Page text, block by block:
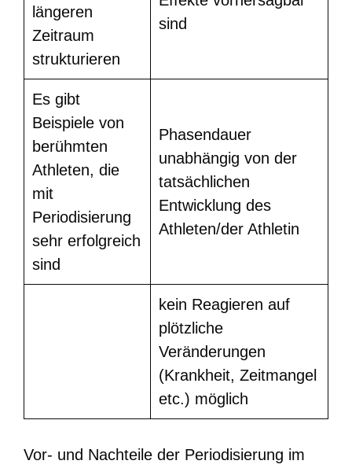
längeren
Zeitraum
strukturieren
sind
Es gibt
Beispiele von
berühmten
Athleten, die
mit
Periodisierung
sehr erfolgreich
sind
Phasendauer
unabhängig von der
tatsächlichen
Entwicklung des
Athleten/der Athletin
kein Reagieren auf
plötzliche
Veränderungen
(Krankheit, Zeitmangel
etc.) möglich
Vor- und Nachteile der Periodisierung im